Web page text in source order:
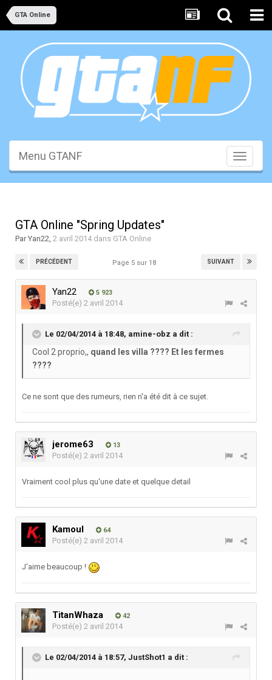
GTA Online
Toggle
Menu GTANF
GTA Online "Spring Updates"
ParYan22, 2 avril 2014dans GTA Online
PRÉCÉDENT SUIVANT
Page 5 sur 18
Yan22 5 923
Posté(e) 2 avril 2014
Le 02/04/2014 à 18:48, amine-obz a dit :
Cool 2 proprio,, quand les villa ???? Et les fermes
????
Ce ne sont que des rumeurs, rien n'a été dit à ce sujet.
jerome63 13
Posté(e) 2 avril 2014
Vraiment cool plus qu'une date et quelque detail
Kamoul 64
Posté(e) 2 avril 2014
J'aime beaucoup !
TitanWhaza 42
Posté(e) 2 avril 2014
Le 02/04/2014 à 18:57, JustShot1 a dit :